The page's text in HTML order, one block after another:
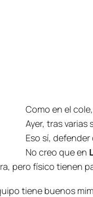
Como en el
Ayer, tras
Eso sí,
No creo que en
pero físico tienen
tiene buenos